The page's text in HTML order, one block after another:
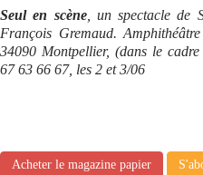
Seul en scène, un spectacle de
François Gremaud.
34090 Montpellier, (dans le
67 63 66 67, les 2 et 3/06
Acheter le magazine papier